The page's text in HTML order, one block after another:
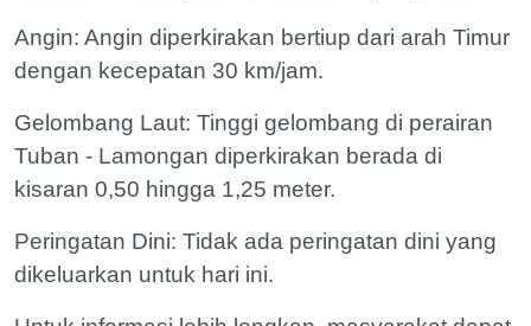
Angin: Angin diperkirakan bertiup dari arah Timur
dengan kecepatan 30 km/jam.
Gelombang Laut: Tinggi gelombang di perairan
Tuban - Lamongan diperkirakan berada di
kisaran 0,50 hingga 1,25 meter.
Peringatan Dini: Tidak ada peringatan dini yang
dikeluarkan untuk hari ini.